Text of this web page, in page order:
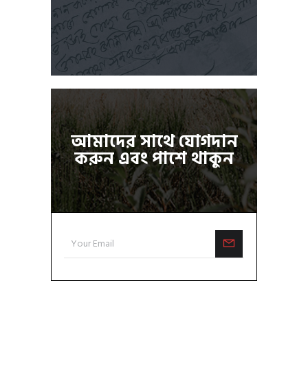
আমাদের সাথে যোগদান
করুন এবং পাশে থাকুন